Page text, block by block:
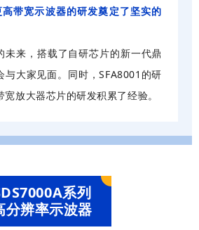
带宽示波器的研发奠定了坚实的
未来，搭载了自研芯片的新一代鼎
与大家见面。同时，SFA8001的研
放大器芯片的研发积累了经验。
系列
分辨率示波器